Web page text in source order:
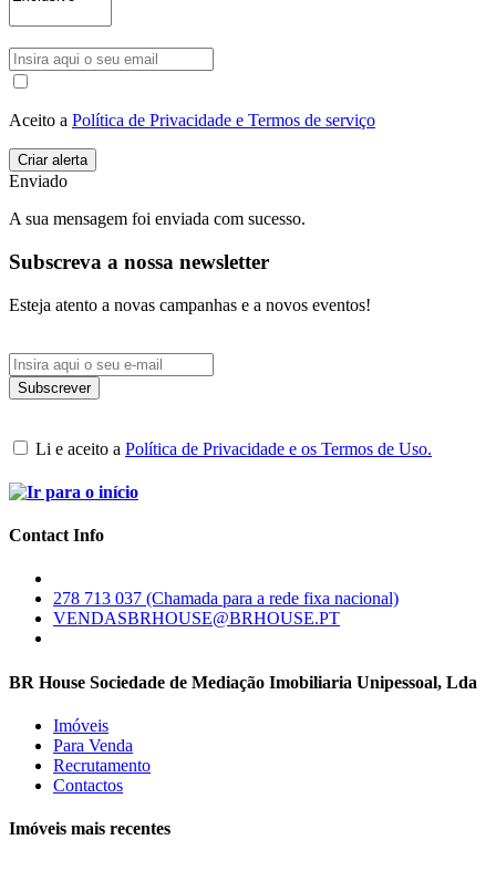
Aceito a Política de Privacidade e Termos de serviço
Enviado
A sua mensagem foi enviada com sucesso.
Subscreva a nossa newsletter
Esteja atento a novas campanhas e a novos eventos!
Li e aceito a Política de Privacidade e os Termos de Uso.
Contact Info
278 713 037 (Chamada para a rede fixa nacional)
VENDASBRHOUSE@BRHOUSE.PT
BR House Sociedade de Mediação Imobiliaria Unipessoal, Lda
Imóveis
Para Venda
Recrutamento
Contactos
Imóveis mais recentes